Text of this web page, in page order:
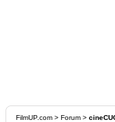
FilmUP.com > Forum >